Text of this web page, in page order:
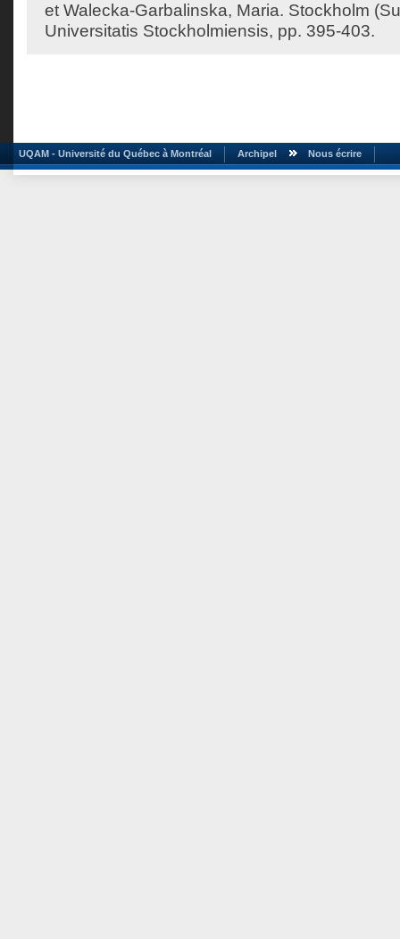
et Walecka-Garbalinska, Maria. Stockholm
Universitatis Stockholmiensis, pp. 395-403.
UQAM - Université du Québec à Montréal Archipel Nous écrire